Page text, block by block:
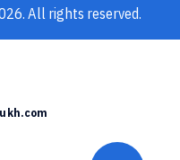
All rights reserved.